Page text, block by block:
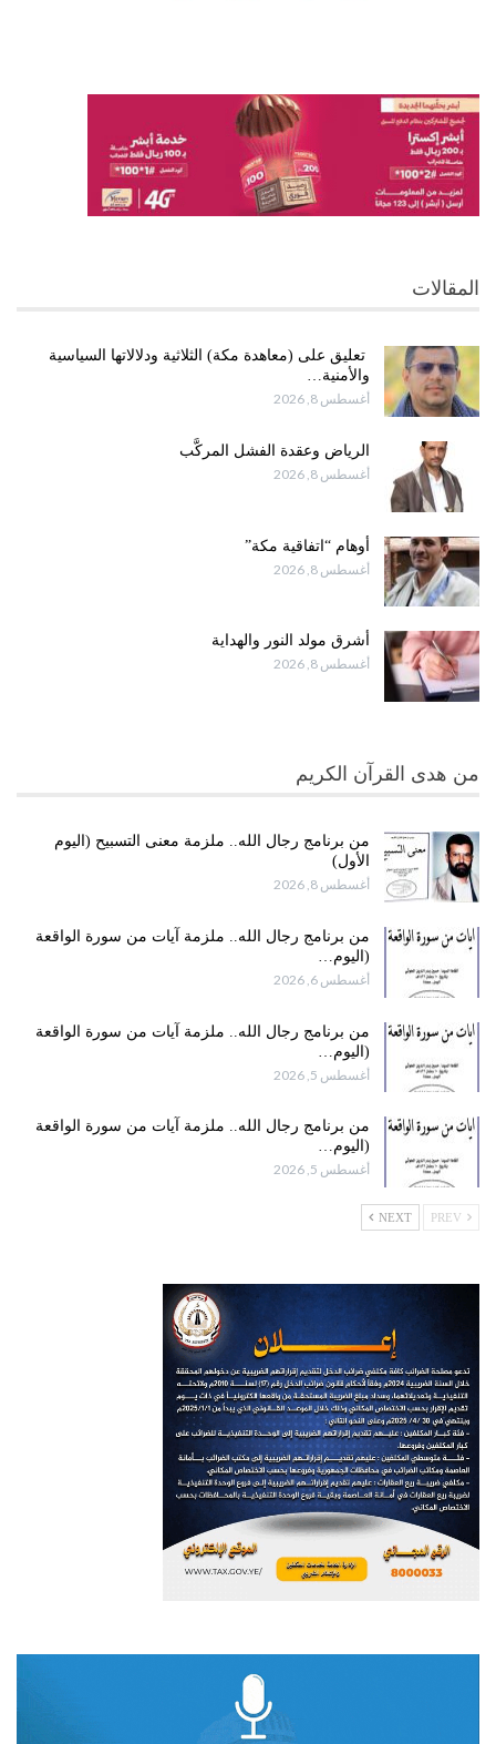
المقالات
تعليق على (معاهدة مكة) الثلاثية ودلالاتها السياسية
والأمنية…
أغسطس 8, 2026
الرياض وعقدة الفشل المركَّب
أغسطس 8, 2026
أوهام “اتفاقية مكة”
أغسطس 8, 2026
أشرق مولد النور والهداية
أغسطس 8, 2026
من هدى القرآن الكريم
من برنامج رجال الله.. ملزمة معنى التسبيح (اليوم
الأول)
أغسطس 8, 2026
من برنامج رجال الله.. ملزمة آيات من سورة الواقعة
(اليوم…
أغسطس 6, 2026
من برنامج رجال الله.. ملزمة آيات من سورة الواقعة
(اليوم…
أغسطس 5, 2026
من برنامج رجال الله.. ملزمة آيات من سورة الواقعة
(اليوم…
أغسطس 5, 2026
NEXT